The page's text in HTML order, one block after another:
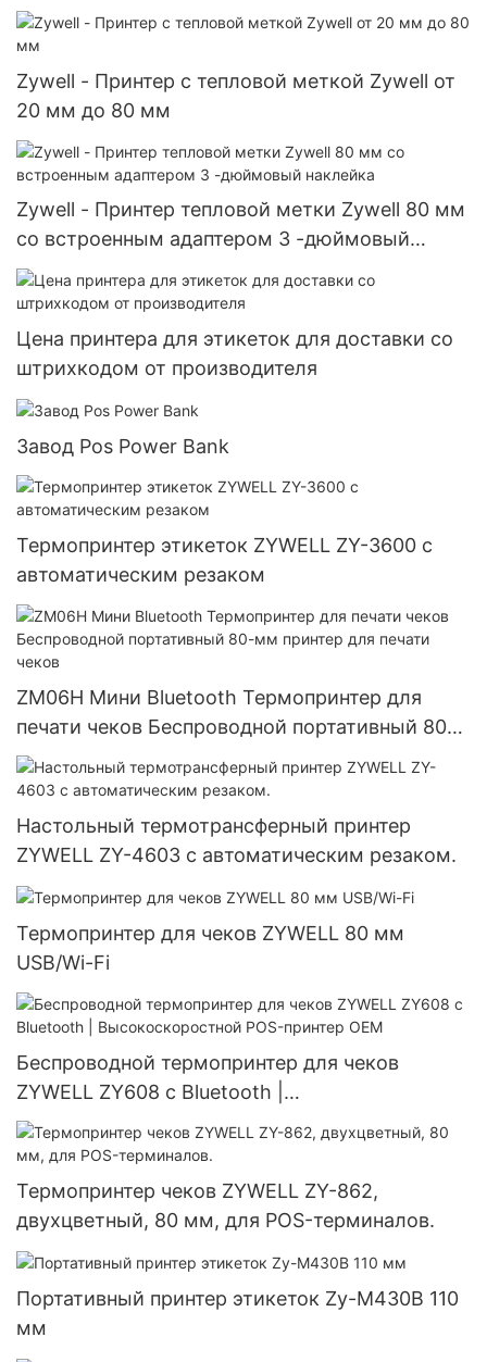
тепловой принтер механизм ZY310 USB
Zywell - Принтер с тепловой меткой Zywell от
20 мм до 80 мм
Zywell - Принтер тепловой метки Zywell 80 мм
со встроенным адаптером 3 -дюймовый
наклейка
Цена принтера для этикеток для доставки со
штрихкодом от производителя
Завод Pos Power Bank
Термопринтер этикеток ZYWELL ZY-3600 с
автоматическим резаком
ZM06H Мини Bluetooth Термопринтер для
печати чеков Беспроводной портативный 80-
мм принтер для печати чеков
Настольный термотрансферный принтер
ZYWELL ZY-4603 с автоматическим резаком.
Термопринтер для чеков ZYWELL 80 мм
USB/Wi-Fi
Беспроводной термопринтер для чеков
ZYWELL ZY608 с Bluetooth |
Высокоскоростной POS-принтер OEM
Термопринтер чеков ZYWELL ZY-862,
двухцветный, 80 мм, для POS-терминалов.
Портативный принтер этикеток Zy-M430B 110
мм